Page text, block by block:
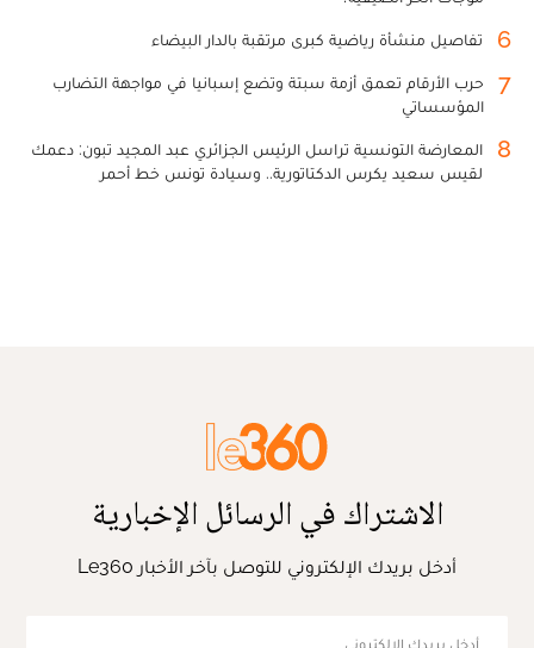
6 تفاصيل منشأة رياضية كبرى مرتقبة بالدار البيضاء
7
حرب الأرقام تعمق أزمة سبتة وتضع إسبانيا في مواجهة التضارب
المؤسساتي
8
المعارضة التونسية تراسل الرئيس الجزائري عبد المجيد تبون: دعمك
لقيس سعيد يكرس الدكتاتورية.. وسيادة تونس خط أحمر
الاشتراك في الرسائل الإخبارية
أدخل بريدك الإلكتروني للتوصل بآخر الأخبار Le360